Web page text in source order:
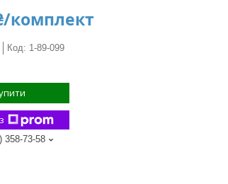
комплект
Код: 1-89-099
358-73-58